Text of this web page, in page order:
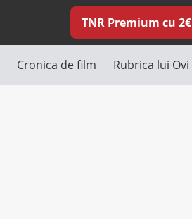
TNR Premium cu 2€
Cronica de film Rubrica lui Ovi